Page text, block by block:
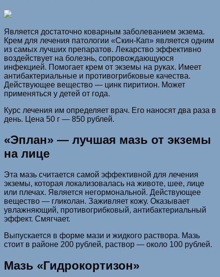
Является достаточно коварным заболеванием экзема.
Крем для лечения патологии «Скин-Кап» является одним
из самых лучших препаратов. Лекарство эффективно
воздействует на болезнь, сопровождающуюся
инфекцией. Помогает крем от экземы на руках. Имеет
антибактериальные и противогрибковые качества.
Действующее вещество — цинк пиритион. Может
применяться у детей от года.
Курс лечения им определяет врач. Его наносят два раза в
день. Цена 50 г — 850 рублей.
«Эплан» — лучшая мазь от экземы
на лице
Эта мазь считается самой эффективной для лечения
экземы, которая локализовалась на животе, шее, лице
или плечах. Является негормональной. Действующее
вещество — гликолан. Заживляет кожу. Оказывает
увлажняющий, противогрибковый, антибактериальный
эффект. Смягчает.
Выпускается в форме мази и жидкого раствора. Мазь
стоит в районе 200 рублей, раствор — около 100 рублей.
Мазь «Гидрокортизон»